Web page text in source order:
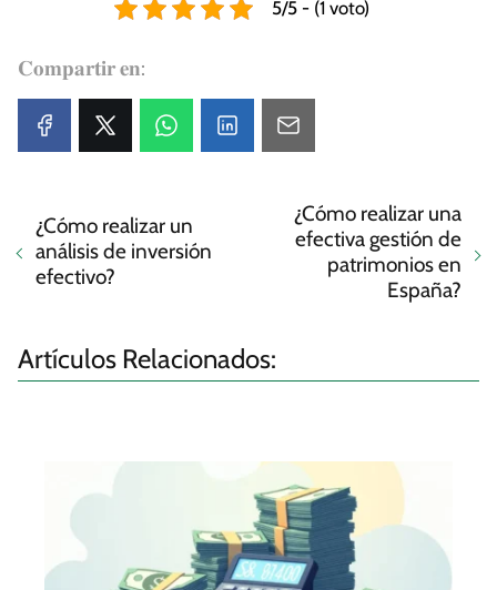
5/5 - (1 voto)
𝐂𝐨𝐦𝐩𝐚𝐫𝐭𝐢𝐫 𝐞𝐧:
¿Cómo realizar un
análisis de inversión
efectivo?
¿Cómo realizar una
efectiva gestión de
patrimonios en
España?
Artículos Relacionados: